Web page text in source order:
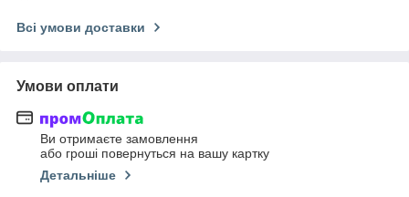
Всі умови доставки
Умови оплати
Ви отримаєте замовлення
або гроші повернуться на вашу картку
Детальніше